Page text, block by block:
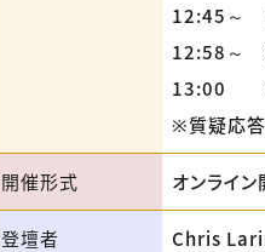
12:45～
12:58～
13:00
※質疑応答
開催形式 オンライ
登壇者
Chris